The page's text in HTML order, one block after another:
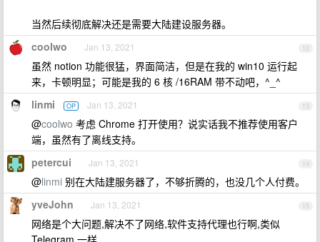
当然后续彻底解决还是需要大陆建设服务器。
12
coolwo Jan 13, 2021
虽然 notion 功能很猛，界面简洁，但是在我的 win10 运行起
来，卡顿明显；可能是我的 6 核 /16RAM 带不动吧，^_^
13
linmi OP Jan 13, 2021
@coolwo 考虑 Chrome 打开使用？说实话我不推荐使用客户
端，虽然有了离线支持。
14
petercui Jan 13, 2021
@linmi 别在大陆建服务器了，不够折腾的，也没几个人付费。
15
yveJohn Jan 13, 2021
网络是个大问题,解决不了网络,软件支持代理也行啊,类似
Telegram 一样